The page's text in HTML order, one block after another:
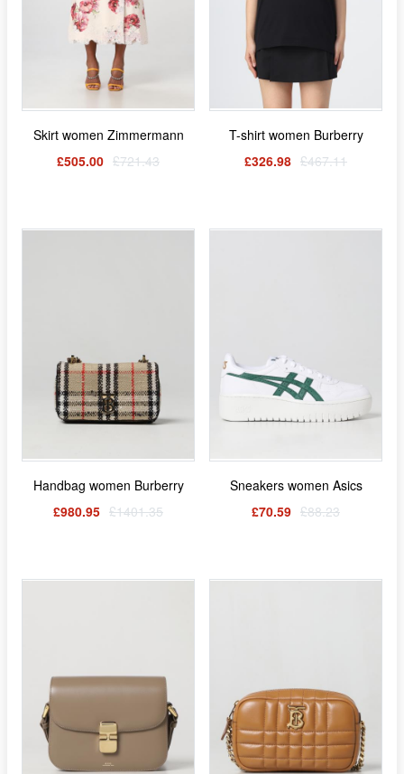
Skirt women Zimmermann
£505.00 £721.43
T-shirt women Burberry
£326.98 £467.11
Handbag women Burberry
£980.95 £1401.35
Sneakers women Asics
£70.59 £88.23